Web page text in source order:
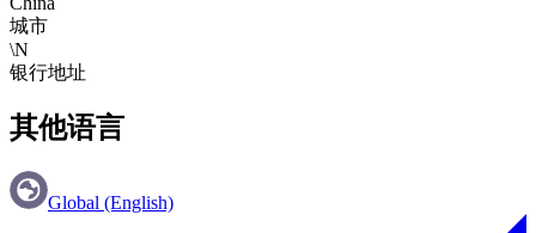
城市
\N
银行地址
其他语言
Global (English)